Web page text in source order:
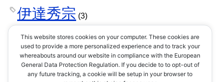
伊達秀宗 (3)
伊達稙宗(1)
伊達輝宗(2)
This website stores cookies on your computer. These cookies are
used to provide a more personalized experience and to track your
whereabouts around our website in compliance with the European
General Data Protection Regulation. If you decide to to opt-out of
any future tracking, a cookie will be setup in your browser to